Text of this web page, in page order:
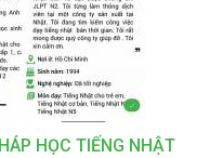
HỌC TIẾNG NHẬT